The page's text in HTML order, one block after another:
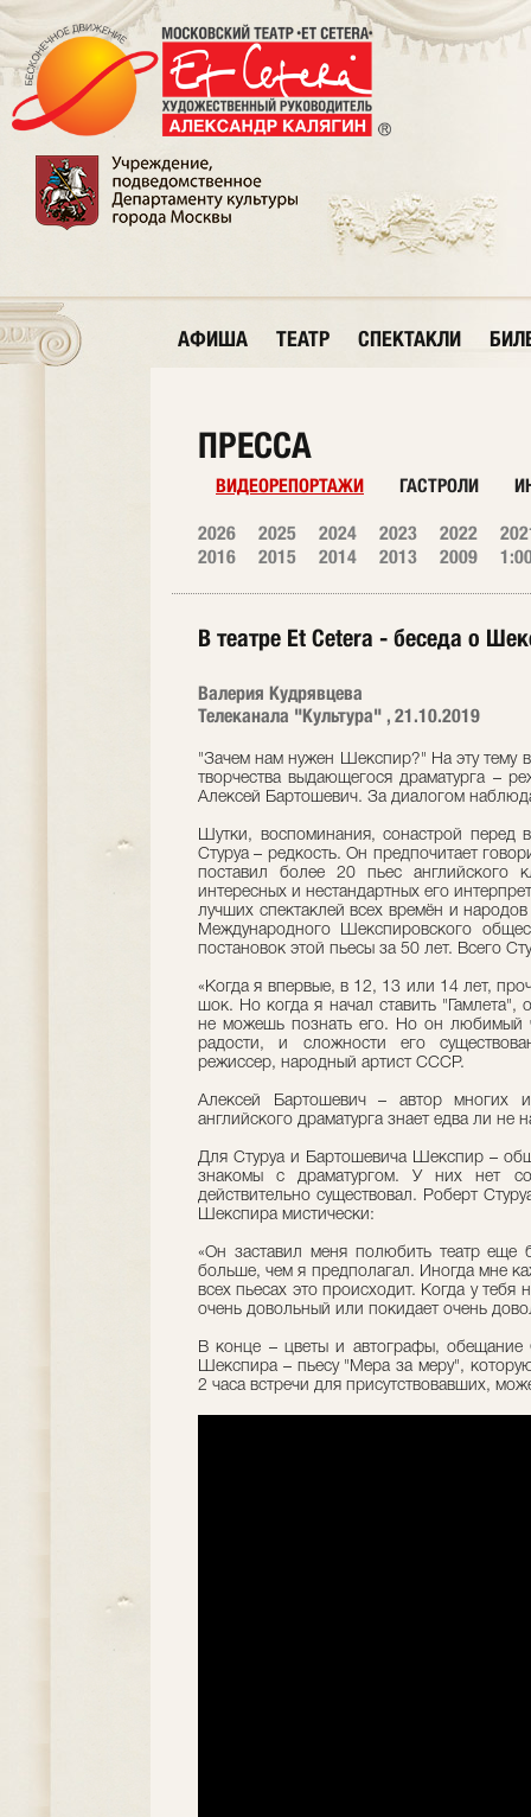
АФИША ТЕАТР СПЕКТАКЛИ
ПРЕССА
ВИДЕОРЕПОРТАЖИ ГАСТРОЛИ
2026 2025 2024 2023 2022
2016
2015 2014 2013 2009
В театре Et Сetera - беседа о
Валерия Кудрявцева
Телеканала "Культура" , 21.10.2019
"Зачем нам нужен Шекспир?" На эту тему
творчества выдающегося драматурга –
Алексей Бартошевич. За диалогом
Шутки, воспоминания, сонастрой перед
Стуруа – редкость. Он предпочитает
поставил более 20 пьес английского
интересных и нестандартных его
лучших спектаклей всех времён и
Международного Шекспировского
постановок этой пьесы за 50 лет. Всего
«Когда я впервые, в 12, 13 или 14 лет,
шок. Но когда я начал ставить "Гамлета",
не можешь познать его. Но он любимый
радости, и сложности его
режиссер, народный артист СССР.
Алексей Бартошевич – автор многих
английского драматурга знает едва ли не
Для Стуруа и Бартошевича Шекспир –
знакомы с драматургом. У них нет
действительно существовал. Роберт
Шекспира мистически:
«Он заставил меня полюбить театр еще
больше, чем я предполагал. Иногда мне
всех пьесах это происходит. Когда у тебя
очень довольный или покидает очень
В конце – цветы и автографы, обещание
Шекспира – пьесу "Мера за меру",
2 часа встречи для присутствовавших,